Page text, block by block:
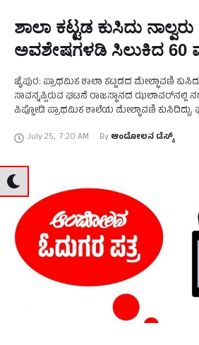
ಶಾಲಾ ಕಟ್ಟಡ ಕುಸಿದು
ಅವಶೇಷಗಳಡಿ ಸಿಲುಕಿದ 60
ಜೈಪುರ: ಪ್ರಾಥಮಿಕ ಶಾಲಾ ಕಟ್ಟಡದ ಮೇಲ್ಛಾವಣಿ
ಸಾವನ್ನಪ್ಪಿರುವ ಘಟನೆ ರಾಜಸ್ಥಾನದ ಝಲಾವರ್‌ನಲ್ಲಿ
ಪಿಪ್ಲೋಡಿ ಪ್ರಾಥಮಿಕ ಶಾಲೆಯ ಮೇಲ್ಛಾವಣಿ ಕುಸಿದಿದ್ದು,
ಸಿಲುಕಿಕೊಂಡಿದ್ದು, …
July 25, 7:20 AM By ಆಂದೋಲನ ಡೆಸ್ಕ್